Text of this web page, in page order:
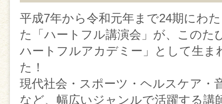
平成7年から令和元年まで24期にわ
た「ハートフル講演会」が、このた
ハートフルアカデミー」として生ま
た！
現代社会・スポーツ・ヘルスケア・
など、幅広いジャンルで活躍する講